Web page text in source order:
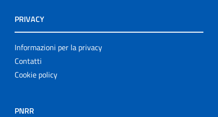
PRIVACY
Informazioni per la privacy
Contatti
Cookie policy
PNRR